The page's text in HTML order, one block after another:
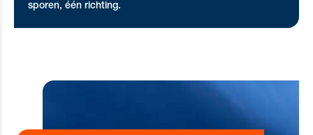
sporen, één richting.